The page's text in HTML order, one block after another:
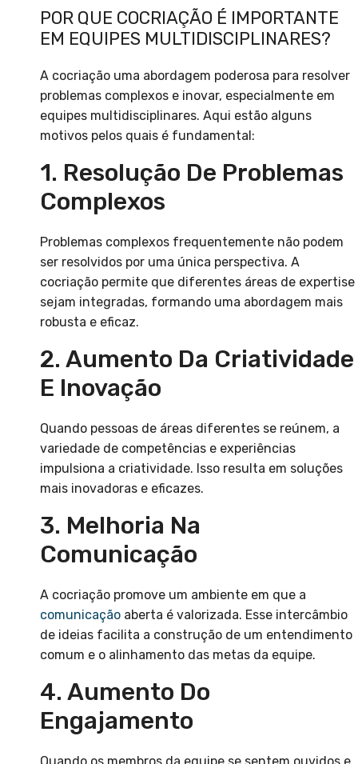
POR QUE COCRIAÇÃO É IMPORTANTE
EM EQUIPES MULTIDISCIPLINARES?
A cocriação uma abordagem poderosa para resolver
problemas complexos e inovar, especialmente em
equipes multidisciplinares. Aqui estão alguns
motivos pelos quais é fundamental:
1. Resolução De Problemas
Complexos
Problemas complexos frequentemente não podem
ser resolvidos por uma única perspectiva. A
cocriação permite que diferentes áreas de expertise
sejam integradas, formando uma abordagem mais
robusta e eficaz.
2. Aumento Da Criatividade
E Inovação
Quando pessoas de áreas diferentes se reúnem, a
variedade de competências e experiências
impulsiona a criatividade. Isso resulta em soluções
mais inovadoras e eficazes.
3. Melhoria Na
Comunicação
A cocriação promove um ambiente em que a
comunicação aberta é valorizada. Esse intercâmbio
de ideias facilita a construção de um entendimento
comum e o alinhamento das metas da equipe.
4. Aumento Do
Engajamento